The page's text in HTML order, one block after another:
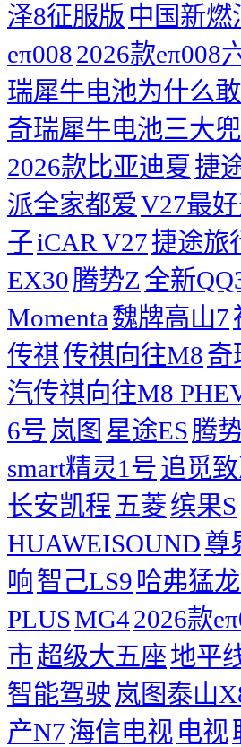
泽8征服版 中国新燃
eπ0082026款eπ008
瑞犀牛电池为什么
奇瑞犀牛电池三大
2026款比亚迪夏 捷
派全家都爱V27最
子iCAR V27捷途旅
EX30腾势Z 全新
Momenta 魏牌高山7
传祺传祺向往M8奇
汽传祺向往M8
6号 岚图 星途ES腾
smart精灵1号追觅
长安凯程 五菱缤果S
HUAWEISOUND尊
响智己LS9 哈弗猛
PLUSMG42026款
市超级大五座地平
智能驾驶 岚图泰山
产N7海信电视 电视